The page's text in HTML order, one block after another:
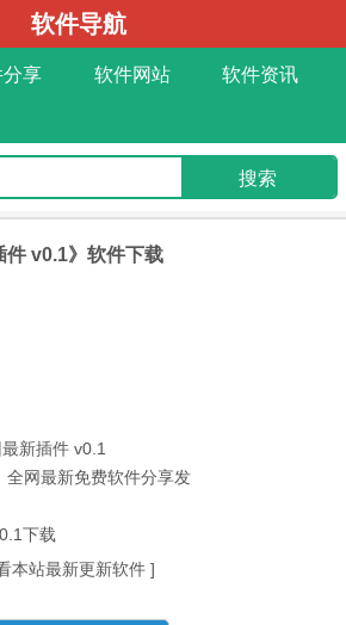
软件导航
享 软件网站 软件资讯
件 v0.1》软件下载
新插件 v0.1
全网最新免费软件分享发
下载
本站最新更新软件 ]